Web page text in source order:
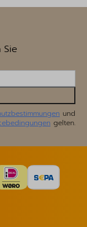
und
gelten.